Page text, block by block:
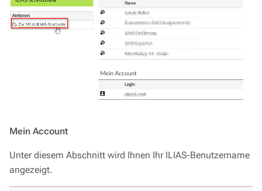
Mein Account
Unter diesem Abschnitt wird Ihnen Ihr ILIAS-Benutzername
angezeigt.